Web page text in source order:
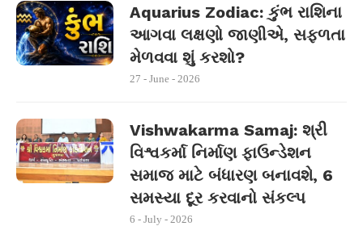
Aquarius Zodiac: કુંભ રાશિના
આગવા લક્ષણો જાણીએ, સફળતા
મેળવવા શું કરશો?
27 - June - 2026
Vishwakarma Samaj: શ્રી
વિશ્વકર્મા નિર્માણ ફાઉન્ડેશન
સમાજ માટે બંધારણ બનાવશે, 6
સમસ્યા દૂર કરવાનો સંકલ્પ
6 - July - 2026